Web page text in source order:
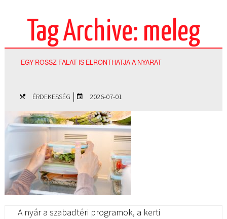
Tag Archive: meleg
EGY ROSSZ FALAT IS ELRONTHATJA A NYARAT
ÉRDEKESSÉG | 2026-07-01
A nyár a szabadtéri programok, a kerti